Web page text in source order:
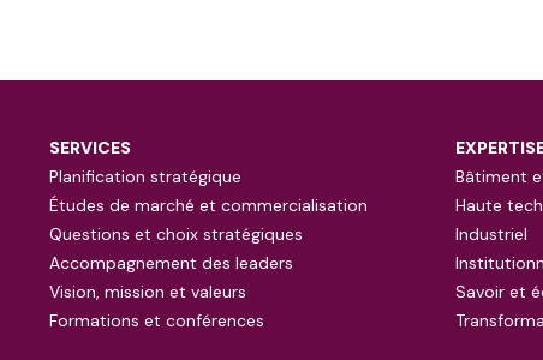
SERVICES
Planification stratégique
Études de marché et commercialisation
Questions et choix stratégiques
Accompagnement des leaders
Vision, mission et valeurs
Formations et conférences
Bâtiment
Haute
Industriel
Savoir et